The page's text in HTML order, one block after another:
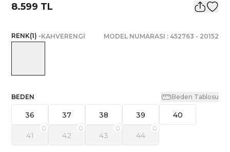
8.599 TL
RENK(1) •KAHVERENGİ MODEL NUMARASI : 452763 - 20152
BEDEN Beden Tablosu
36 37 38 39 40
41 42 43 44